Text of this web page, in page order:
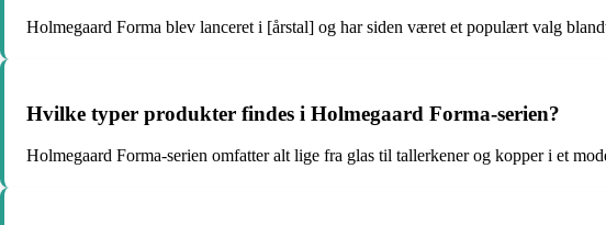
Holmegaard Forma blev lanceret i [årstal] og har siden været et populært valg
Hvilke typer produkter findes i Holmegaard Forma-serien?
Holmegaard Forma-serien omfatter alt lige fra glas til tallerkener og kopper i et